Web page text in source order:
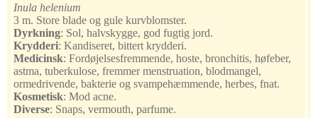
Inula helenium
3 m. Store blade og gule kurvblomster.
Dyrkning: Sol, halvskygge, god fugtig jord.
Krydderi: Kandiseret, bittert krydderi.
Medicinsk: Fordøjelsesfremmende, hoste, bronchitis, høfeber,
astma, tuberkulose, fremmer menstruation, blodmangel,
ormedrivende, bakterie og svampehæmmende, herbes, fnat.
Kosmetisk: Mod acne.
Diverse: Snaps, vermouth, parfume.